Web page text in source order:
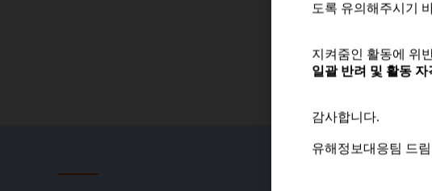
더불어 '26 지켜줌인
지켜줌인 활동에 위
감사합니다.
도록 유의해주시기
지켜줌인 활동에 위
일괄 반려 및 활동 자
감사합니다.
유해정보대응팀 드림